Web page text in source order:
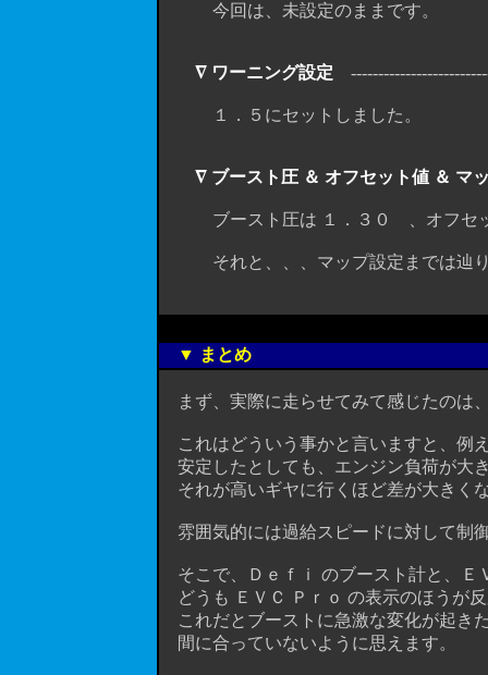
今回は、未設定のままです。
∇ ワーニング設定
１．５にセットしました。
∇ ブースト圧 ＆ オフセット値 ＆ マ
ブースト圧は １．３０ 、オフセット
それと、、、マップ設定までは辿り
▼ まとめ
まず、実際に走らせてみて感じたのは
これはどういう事かと言いますと、例
安定したとしても、エンジン負荷が大
それが高いギヤに行くほど差が大きく
雰囲気的には過給スピードに対して制
そこで、Ｄｅｆｉ のブースト計と、Ｅ
どうも ＥＶＣ Ｐｒｏ の表示のほうが
これだとブーストに急激な変化が起き
間に合っていないように思えます。